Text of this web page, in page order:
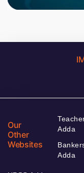
Our
Other
Websites
Adda
Adda